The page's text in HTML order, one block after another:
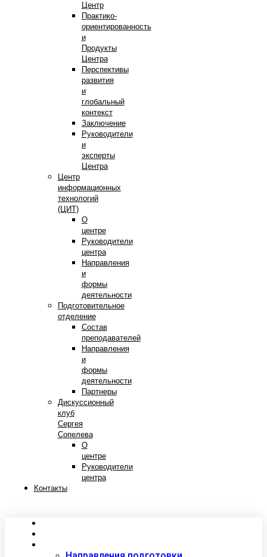
Центр
Практико-
ориентированность
и
Продукты
Центра
Перспективы
развития
и
глобальный
контекст
Заключение
Руководители
и
эксперты
Центра
Центр
информационных
технологий
(ЦИТ)
О
центре
Руководители
центра
Направления
и
формы
деятельности
Подготовительное
отделение
Состав
преподавателей
Направления
и
формы
деятельности
Партнеры
Дискуссионный
клуб
Сергея
Сопелева
О
центре
Руководители
центра
Контакты